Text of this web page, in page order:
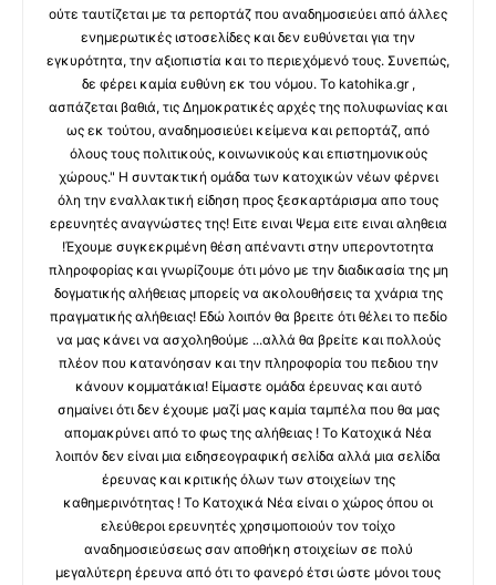
ούτε ταυτίζεται με τα ρεπορτάζ που αναδημοσιεύει από άλλες
ενημερωτικές ιστοσελίδες και δεν ευθύνεται για την
εγκυρότητα, την αξιοπιστία και το περιεχόμενό τους. Συνεπώς,
δε φέρει καμία ευθύνη εκ του νόμου. Το katohika.gr ,
ασπάζεται βαθιά, τις Δημοκρατικές αρχές της πολυφωνίας και
ως εκ τούτου, αναδημοσιεύει κείμενα και ρεπορτάζ, από
όλους τους πολιτικούς, κοινωνικούς και επιστημονικούς
χώρους." Η συντακτική ομάδα των κατοχικών νέων φέρνει
όλη την εναλλακτική είδηση προς ξεσκαρτάρισμα απο τους
ερευνητές αναγνώστες της! Ειτε ειναι Ψεμα ειτε ειναι αληθεια
!Έχουμε συγκεκριμένη θέση απέναντι στην υπεροντοτητα
πληροφορίας και γνωρίζουμε ότι μόνο με την διαδικασία της μη
δογματικής αλήθειας μπορείς να ακολουθήσεις τα χνάρια της
πραγματικής αλήθειας! Εδώ λοιπόν θα βρειτε ότι θέλει το πεδίο
να μας κάνει να ασχοληθούμε ...αλλά θα βρείτε και πολλούς
πλέον που κατανόησαν και την πληροφορία του πεδιου την
κάνουν κομματάκια! Είμαστε ομάδα έρευνας και αυτό
σημαίνει ότι δεν έχουμε μαζί μας καμία ταμπέλα που θα μας
απομακρύνει από το φως της αλήθειας ! Το Κατοχικά Νέα
λοιπόν δεν είναι μια ειδησεογραφική σελίδα αλλά μια σελίδα
έρευνας και κριτικής όλων των στοιχείων της
καθημερινότητας ! Το Κατοχικά Νέα είναι ο χώρος όπου οι
ελεύθεροι ερευνητές χρησιμοποιούν τον τοίχο
αναδημοσιεύσεως σαν αποθήκη στοιχείων σε πολύ
μεγαλύτερη έρευνα από ότι το φανερό έτσι ώστε μόνοι τους